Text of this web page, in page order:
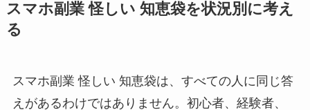
スマホ副業 怪しい 知恵袋を状況別に考え
る
スマホ副業 怪しい 知恵袋は、すべての人に同じ答
えがあるわけではありません。初心者、経験者、